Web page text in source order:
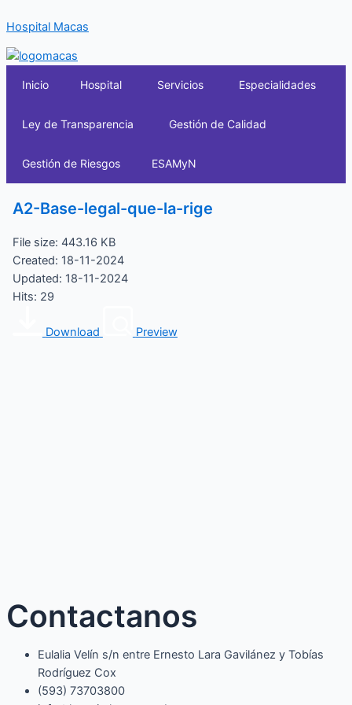
al
contenido
Hospital Macas
Inicio Hospital Servicios Especialidades
Ley de Transparencia Gestión de Calidad
Gestión de Riesgos ESAMyN
A2-Base-legal-que-la-rige
File size: 443.16 KB
Created: 18-11-2024
Updated: 18-11-2024
Hits: 29
Download Preview
Contactanos
Eulalia Velín s/n entre Ernesto Lara Gavilánez y Tobías
Rodríguez Cox
(593) 73703800​